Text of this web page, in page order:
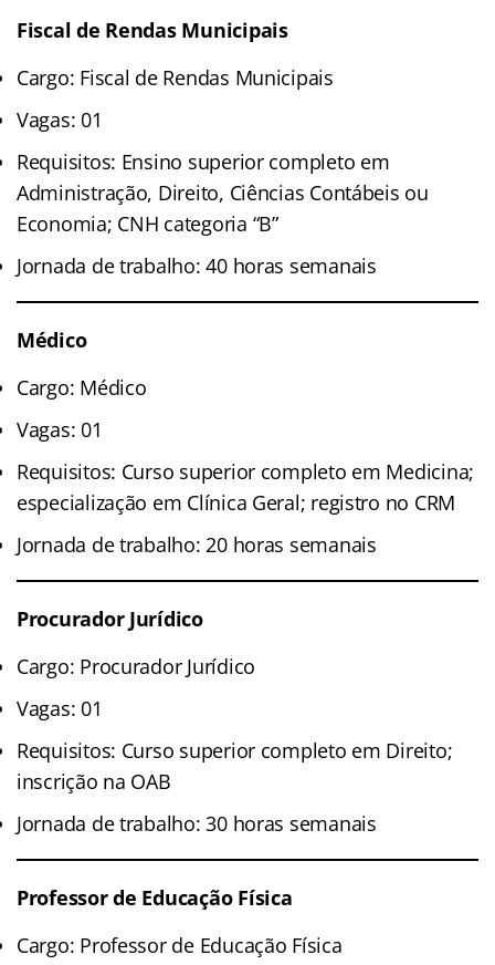
Fiscal de Rendas Municipais
Cargo: Fiscal de Rendas Municipais
Vagas: 01
Requisitos: Ensino superior completo em
Administração, Direito, Ciências Contábeis ou
Economia; CNH categoria “B”
Jornada de trabalho: 40 horas semanais
Médico
Cargo: Médico
Vagas: 01
Requisitos: Curso superior completo em Medicina;
especialização em Clínica Geral; registro no CRM
Jornada de trabalho: 20 horas semanais
Procurador Jurídico
Cargo: Procurador Jurídico
Vagas: 01
Requisitos: Curso superior completo em Direito;
inscrição na OAB
Jornada de trabalho: 30 horas semanais
Professor de Educação Física
Cargo: Professor de Educação Física